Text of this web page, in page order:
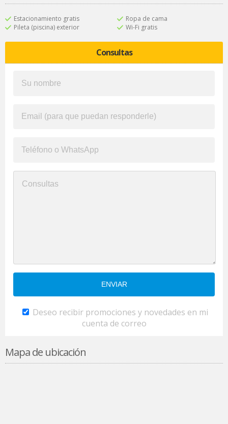
Estacionamiento gratis
Pileta (piscina) exterior
Ropa de cama
Wi-Fi gratis
Consultas
Deseo recibir promociones y novedades en mi
cuenta de correo
Mapa de ubicación